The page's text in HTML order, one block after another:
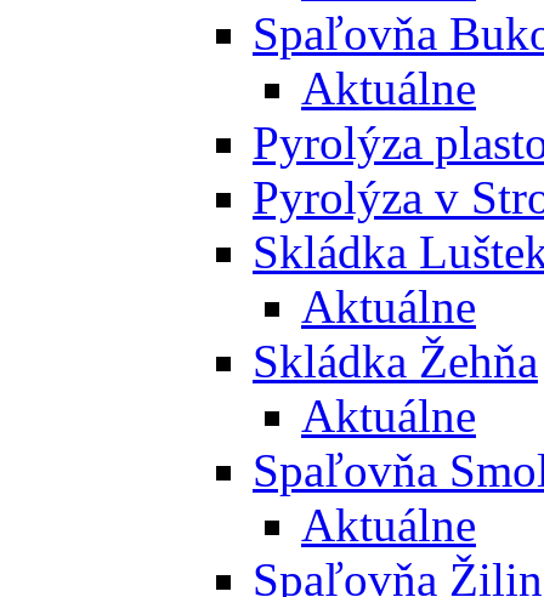
Spaľovňa
Aktuálne
Pyrolýza
Pyrolýza v
Skládka
Aktuálne
Skládka Žehňa
Aktuálne
Spaľovňa
Aktuálne
Spaľovňa